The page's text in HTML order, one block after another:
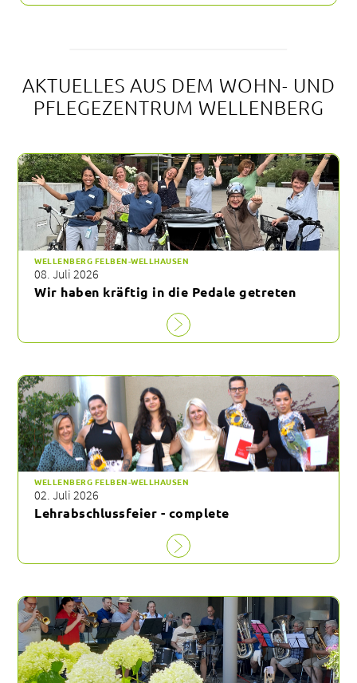
AKTUELLES AUS DEM WOHN- UND
PFLEGEZENTRUM WELLENBERG
WELLENBERG FELBEN-WELLHAUSEN
08. Juli 2026
Wir haben kräftig in die Pedale getreten
WELLENBERG FELBEN-WELLHAUSEN
02. Juli 2026
Lehrabschlussfeier - complete